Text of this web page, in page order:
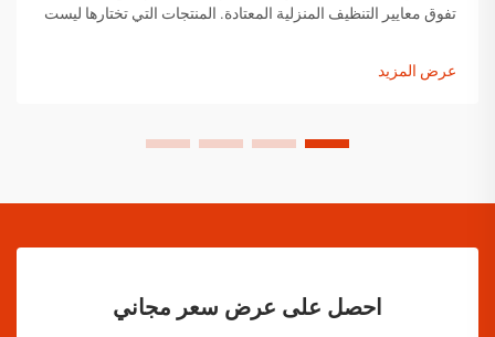
تفوق معايير التنظيف المنزلية المعتادة. المنتجات التي تختارها ليست
عرض المزيد
احصل على عرض سعر مجاني